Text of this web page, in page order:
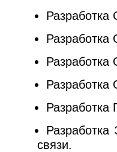
Разработка
Разработка
Разработка
Разработка
Разработка
Разработка
связи.